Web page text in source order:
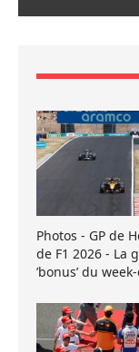
Photos - GP de
de F1 2026 - La
’bonus’ du